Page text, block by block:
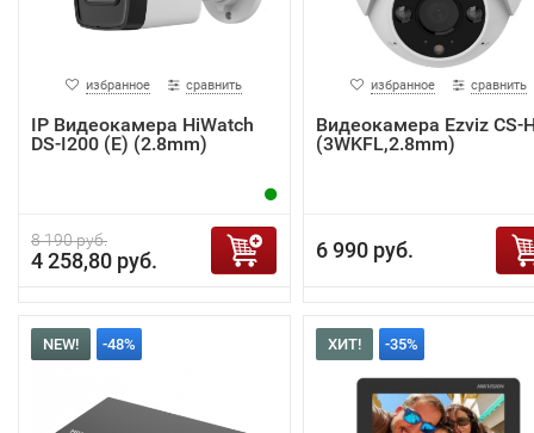
избранное сравнить
IP Видеокамера HiWatch
DS-I200 (E) (2.8mm)
8 190 руб.
4 258,80 руб.
избранное сравнить
Видеокамера Ezviz CS-
(3WKFL,2.8mm)
6 990 руб.
NEW! -48% ХИТ! -35%